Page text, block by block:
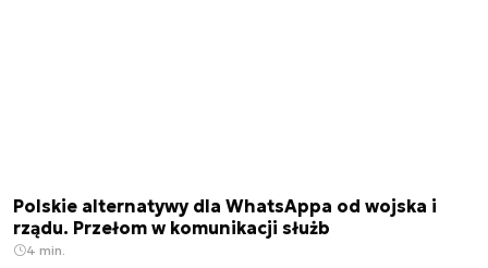
Polskie alternatywy dla WhatsAppa od wojska i
rządu. Przełom w komunikacji służb
4 min.